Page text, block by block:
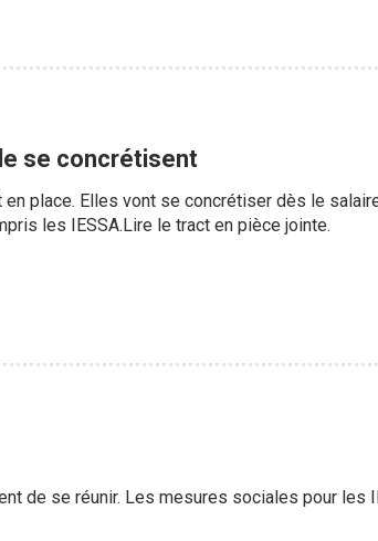
se concrétisent
place. Elles vont se concrétiser dès le
les IESSA.Lire le tract en pièce jointe.
de se réunir. Les mesures sociales pour les